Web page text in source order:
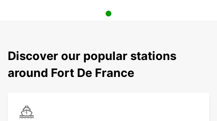
Discover our popular stations
around Fort De France